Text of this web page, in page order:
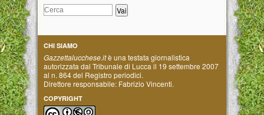
CHI SIAMO
Gazzettalucchese.itè una testata giornalistica
autorizzata dal Tribunale di Lucca il 19 settembre 2007
al n. 864 del Registro periodici.
Direttore responsabile: Fabrizio Vincenti.
COPYRIGHT